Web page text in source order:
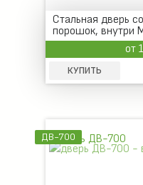
Стальная дверь
порошок, внутри
от
КУПИТЬ
ДВ-700